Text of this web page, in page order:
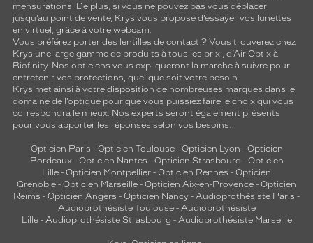
mensurations. De plus, si vous ne pouvez pas vous déplacer
jusqu’au point de vente, Krys vous propose d’essayer vos lunettes
en virtuel, grâce à votre webcam.
Vous préférez porter des lentilles de contact ? Vous trouverez chez
Krys une large gamme de produits à tous les prix , d’Air Optix à
Biofinity. Nos opticiens vous expliqueront la marche à suivre pour
entretenir vos protections, quel que soit votre besoin.
Krys met ainsi à votre disposition de nombreuses marques dans le
domaine de l’optique pour que vous puissiez faire le choix qui vous
correspondra le mieux. Nos experts seront également présents
pour vous apporter les réponses selon vos besoins.
Opticien Paris - Opticien Toulouse- Opticien Lyon - Opticien
Bordeaux- Opticien Nantes - Opticien Strasbourg - Opticien
Lille - Opticien Montpellier - Opticien Rennes - Opticien
Grenoble - Opticien Marseille - Opticien Aix-en-Provence - Opticien
Reims - Opticien Angers - Opticien Nancy - Audioprothésiste Paris -
Audioprothésiste Toulouse- Audioprothésiste
Lille- Audioprothésiste Strasbourg - Audioprothésiste Marseille